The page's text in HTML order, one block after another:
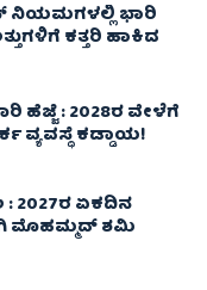
ನಿಯಮಗಳಲ್ಲಿ ಭಾರಿ
ಕತ್ತರಿ ಹಾಕಿದ
ಹೆಜ್ಜೆ : 2028ರ ವೇಳೆಗೆ
ವ್ಯವಸ್ಥೆ ಕಡ್ಡಾಯ!
2027ರ ಏಕದಿನ
ಮೊಹಮ್ಮದ್ ಶಮಿ